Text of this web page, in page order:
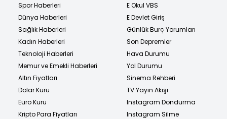
Spor Haberleri
Dünya Haberleri
Sağlık Haberleri
Kadın Haberleri
Teknoloji Haberleri
Memur ve Emekli Haberleri
Altın Fiyatları
Dolar Kuru
Euro Kuru
Kripto Para Fiyatları
E Okul VBS
E Devlet Giriş
Günlük Burç Yorumları
Son Depremler
Hava Durumu
Yol Durumu
Sinema Rehberi
TV Yayın Akışı
Instagram Dondurma
Instagram Silme